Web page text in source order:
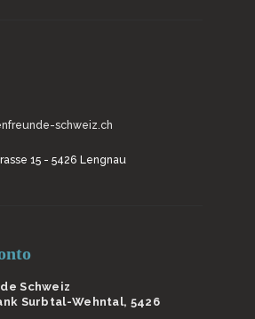
schweiz.ch
15 - 5426 Lengnau
Schweiz
Surbtal-Wehntal, 5426